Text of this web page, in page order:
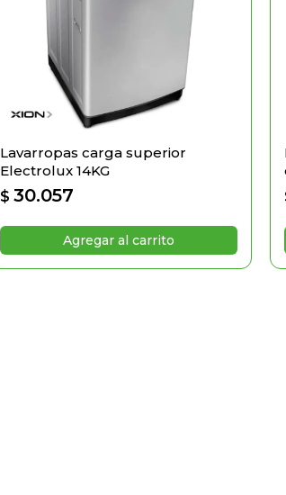
Lavarropas carga superior
Electrolux 14KG
$ 30.057